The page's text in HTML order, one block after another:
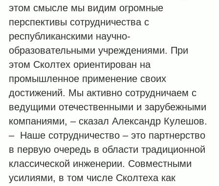
этом смысле мы видим огромные
перспективы сотрудничества с
республиканскими научно-
образовательными учреждениями. При
этом Сколтех ориентирован на
промышленное применение своих
достижений. Мы активно сотрудничаем с
ведущими отечественными и зарубежными
компаниями, – сказал Александр Кулешов.
– Наше сотрудничество – это партнерство
в первую очередь в области традиционной
классической инженерии. Совместными
усилиями, в том числе Сколтеха как